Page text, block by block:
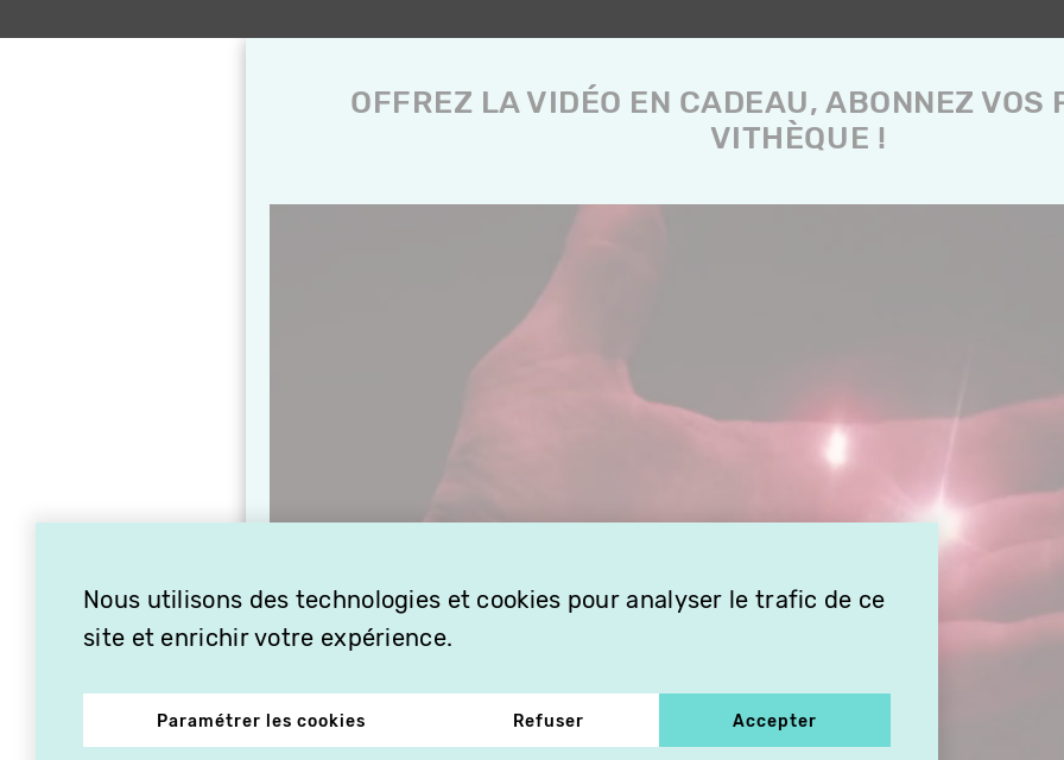
Nous utilisons des technologies et cookies pour analyser le trafic de ce
site et enrichir votre expérience.
Paramétrer les cookies Refuser Accepter